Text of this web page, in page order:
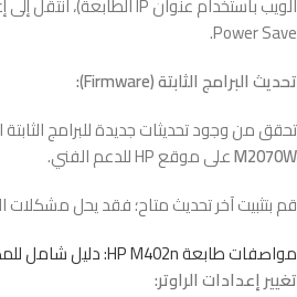
Power Save.
تحديث البرامج الثابتة (Firmware):
تحقق من وجود تحديثات جديدة للبرامج الثابتة
M2070Wعلى موقع HP للدعم الفني.
قم بتثبيت آخر تحديث متاح؛ فقد يحل مشكلات
مواصفات طابعة HP M402n: دليل شامل للمكاتب
تغيير إعدادات الراوتر: